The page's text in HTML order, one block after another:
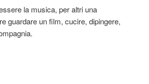
la musica, per altri una
guardare un film, cucire, dipingere,